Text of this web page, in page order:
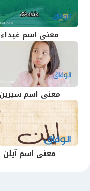
معنى اسم غيداء
معنى اسم سيرين
معنى اسم آيلن